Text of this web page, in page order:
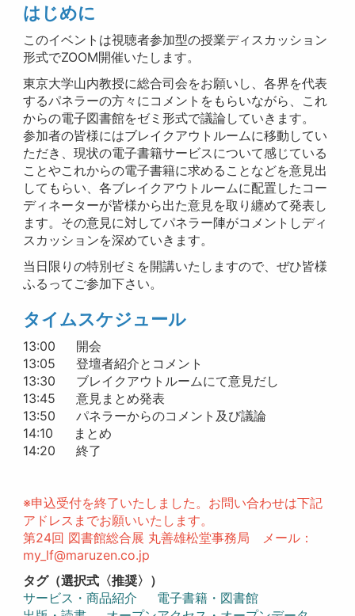
はじめに
このイベントは視聴者参加型の授業ディスカッション
形式でZOOM開催いたします。
東京大学山内教授に総合司会をお願いし、各界を代表
するパネラーの方々にコメントをもらいながら、これ
からの電子図書館をゼミ形式で議論していきます。
参加者の皆様にはブレイクアウトルームに移動してい
ただき、現状の電子書籍サービスについて感じている
ことやこれからの電子書籍に求めることなどを意見出
してもらい、各ブレイクアウトルームに配置したコー
ディネーターが皆様から出た意見を取り纏めて発表し
ます。その意見に対してパネラー陣がコメントしディ
スカッションを深めていきます。
当日限りの特別ゼミを開講いたしますので、ぜひ皆様
ふるってご参加下さい。
タイムスケジュール
13:00 開会
13:05 登壇者紹介とコメント
13:30 ブレイクアウトルームにて意見だし
13:45 意見まとめ発表
13:50 パネラーからのコメント及び議論
14:10 まとめ
14:20 終了
※申込受付を終了いたしました。お問い合わせは下記
アドレスまでお願いいたします。
第24回 図書館総合展 丸善雄松堂事務局 メール：
my_lf@maruzen.co.jp
タグ（選択式〈推奨〉）
サービス・商品紹介
電子書籍・図書館